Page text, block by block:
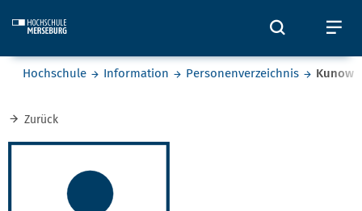
Öffnet
Sie befinden sich hier:
Hochschule Information Personenverzeichnis Kunow
Zurück